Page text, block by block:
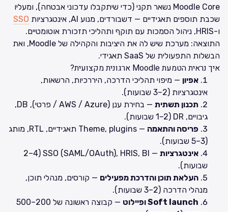
Moodle Core נשאר תקני (כדי שיתקבלו עדכוני אבטחה), ומעליו
שכבת תוספים תאגידיים — דשבורדים, מנוע AI, אינטגרציות
SSO
ו-HRIS, ניהול הסמכות עם תוקף ותהליכי תזכורת אוטומטיים.
התוצאה: מערכת שיש לה את היציבות והקהילה של Moodle, ואת
הבשלות התפעולית של SaaS תאגידי.
איך נראית הטמעת Moodle ארגונית מקצועית?
אפיון — מיפוי תהליכי הדרכה, היררכיות, הרשאות,
אינטגרציות (2–3 שבועות).
תכנון תשתית
— בחירת ענן (AWS / Azure / פרטי), DB,
גיבויים, DR (1–2 שבועות).
פריסה והתאמה
— Theme, plugins תאגידיים, RTL, מותג
(3–5 שבועות).
אינטגרציות
— SSO (SAML/OAuth), HRIS, BI (2–4
שבועות).
העלאת תוכן והדרכת מפעילים — קורסים, מנהלי תוכן,
מנהלי הדרכה (2–3 שבועות).
Soft launch ופיילוט
— קבוצה ראשונה של 200–500